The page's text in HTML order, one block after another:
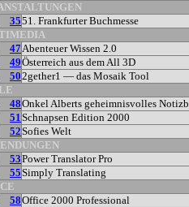
3551. Frankfurter Buchmesse
47Abenteuer Wissen 2.0
49Österreich aus dem All 3D
502gether1 — das Mosaik Tool
48Onkel Alberts geheimnisvolles
51Schnapsen Edition 2000
52Sofies Welt
53Power Translator Pro
55Simply Translating
58Office 2000 Professional